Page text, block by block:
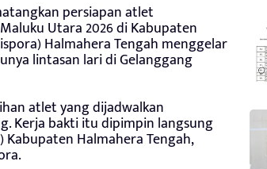
persiapan atlet
Utara 2026 di Kabupaten
Halmahera Tengah menggelar
lintasan lari di Gelanggang
atlet yang dijadwalkan
Kerja bakti itu dipimpin langsung
Kabupaten Halmahera Tengah,